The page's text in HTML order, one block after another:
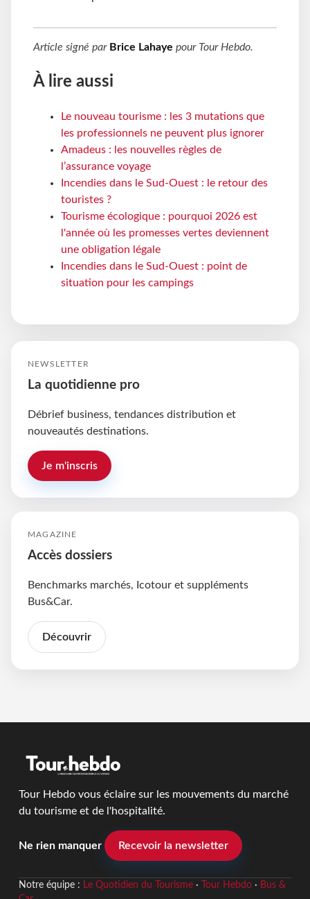
Article signé par Brice Lahaye pour Tour Hebdo.
À lire aussi
Le nouveau tourisme : les 3 mutations que
les professionnels ne peuvent plus ignorer
Amadeus : les nouvelles règles de
l’assurance voyage
Incendies dans le Sud-Ouest : le retour des
touristes ?
Tourisme écologique : pourquoi 2026 est
l'année où les promesses vertes deviennent
une obligation légale
Incendies dans le Sud-Ouest : point de
situation pour les campings
NEWSLETTER
La quotidienne pro
Débrief business, tendances distribution et
nouveautés destinations.
Je m'inscris
MAGAZINE
Accès dossiers
Benchmarks marchés, Icotour et suppléments
Bus&Car.
Découvrir
Tour Hebdo vous éclaire sur les mouvements du marché
du tourisme et de l'hospitalité.
Ne rien manquer Recevoir la newsletter
Notre équipe : Le Quotidien du Tourisme· Tour Hebdo· Bus &